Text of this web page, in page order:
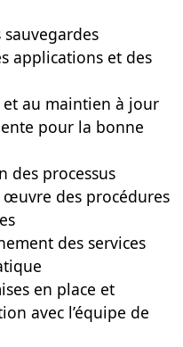
applications et des
et au maintien à jour
pour la bonne
des processus
des procédures
des services
en place et
avec l’équipe de